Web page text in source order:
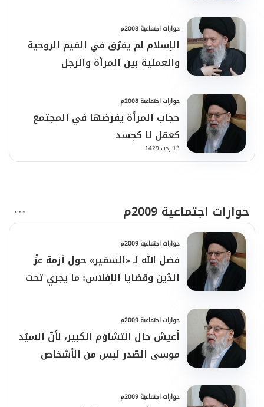
حوارات اجتماعية 2008م
الإسلام لم يفرّق في القيم الروحية
والعملية بين المرأة والرجل
حوارات اجتماعية 2008م
حجاب المرأة يفرضها في المجتمع
كعقل لا كجسد
13 رجب 1429
حوارات اجتماعية 2009م
حوارات اجتماعية 2009م
فضل الله لـ «السّفير» حول أزمة عزّ
الدّين وقضايا الإفلاس: ما يجري تحت
وغير شرعيّ
حوارات اجتماعية 2009م
أعيش حال التشاؤم الكبير، لأنّ السيّد
موسى الصّدر ليس من الأشخاص
حوارات اجتماعية 2009م